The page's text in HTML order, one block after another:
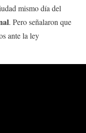
mismo día del
. Pero señalaron que
ante la ley